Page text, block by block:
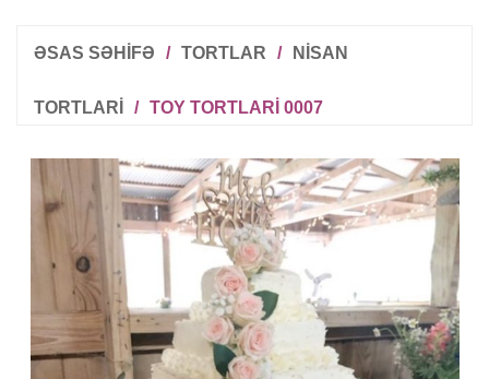
ƏSAS SƏHİFƏ / TORTLAR / NISAN
TORTLARI / TOY TORTLARI 0007